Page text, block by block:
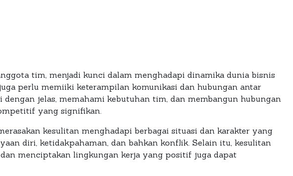
tim, menjadi kunci dalam menghadapi dinamika dunia bisnis
perlu memiiki keterampilan komunikasi dan hubungan antar
jelas, memahami kebutuhan tim, dan membangun hubungan
yang signifikan.
kesulitan menghadapi berbagai situasi dan karakter yang
diri, ketidakpahaman, dan bahkan konflik. Selain itu, kesulitan
menciptakan lingkungan kerja yang positif juga dapat